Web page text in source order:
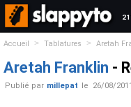
Accueil > Tablatures > Aretah
Aretah Franklin -
Publié par millepat le 26/08/2011